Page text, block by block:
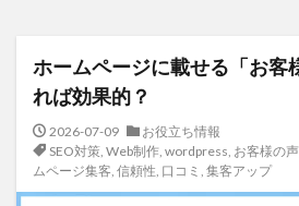
ホームページに載せる「お客
れば効果的？
2026-07-09
お役立ち情報
SEO対策, Web制作, wordpress, お客様の声
ムページ集客, 信頼性, 口コミ , 集客アップ